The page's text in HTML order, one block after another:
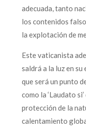
adecuada, tanto
los contenidos
la explotación de
Este vaticanista
saldrá a la luz en su
que será un punto
como la ‘Laudato
protección de la
calentamiento